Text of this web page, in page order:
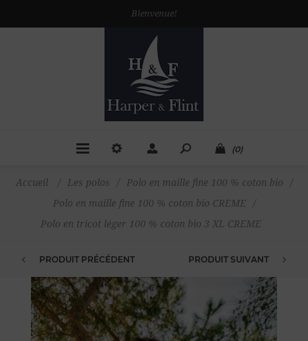
Bienvenue!
(0)
Accueil / Les polos / Polo en maille fine 100 % coton bio
/
Polo en maille fine 100 % coton bio CREME
/
Polo en tricot léger 100 % coton bio 3 XL CREME
PRODUIT PRÉCÉDENT PRODUIT SUIVANT